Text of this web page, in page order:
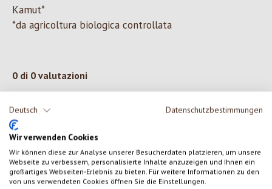
Deutsch Datenschutzbestimmungen
Wir verwenden Cookies
Wir können diese zur Analyse unserer Besucherdaten platzieren, um unsere
Webseite zu verbessern, personalisierte Inhalte anzuzeigen und Ihnen ein
großartiges Webseiten-Erlebnis zu bieten. Für weitere Informationen zu den
von uns verwendeten Cookies öffnen Sie die Einstellungen.
Kamut*
*da agricoltura biologica controllata
0 di 0 valutazioni
Valutazione media di 0 su 5 stelle
Formula una valutazione!
Condividi le tue esperienze con il prodotto con altri clienti.
SCRIVERE UNA RECENSIONE